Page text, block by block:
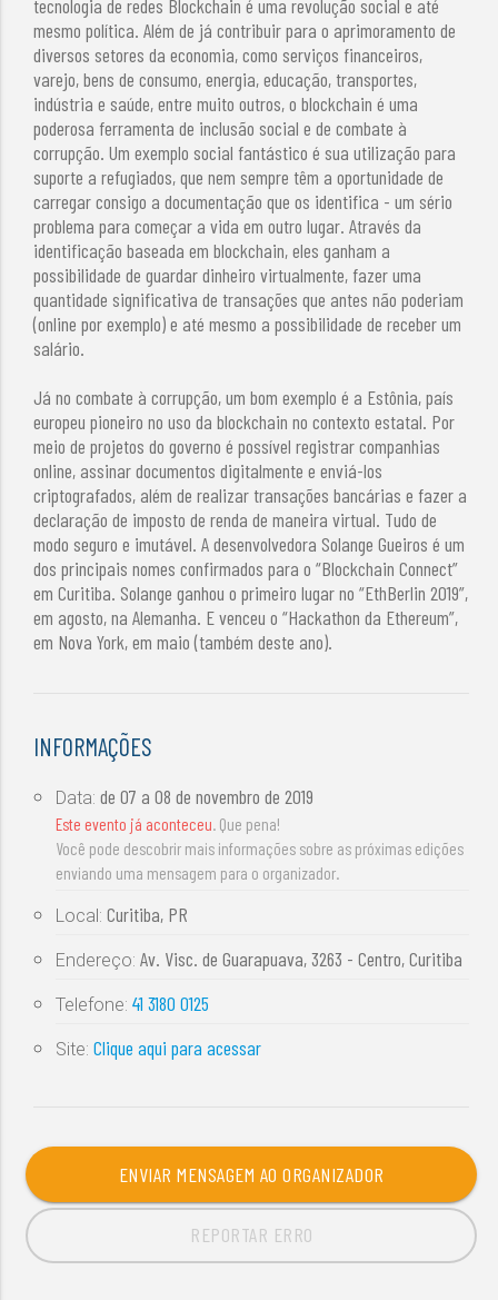
tecnologia de redes Blockchain é uma revolução social e até
mesmo política. Além de já contribuir para o aprimoramento de
diversos setores da economia, como serviços financeiros,
varejo, bens de consumo, energia, educação, transportes,
indústria e saúde, entre muito outros, o blockchain é uma
poderosa ferramenta de inclusão social e de combate à
corrupção. Um exemplo social fantástico é sua utilização para
suporte a refugiados, que nem sempre têm a oportunidade de
carregar consigo a documentação que os identifica - um sério
problema para começar a vida em outro lugar. Através da
identificação baseada em blockchain, eles ganham a
possibilidade de guardar dinheiro virtualmente, fazer uma
quantidade significativa de transações que antes não poderiam
(online por exemplo) e até mesmo a possibilidade de receber um
salário.
Já no combate à corrupção, um bom exemplo é a Estônia, país
europeu pioneiro no uso da blockchain no contexto estatal. Por
meio de projetos do governo é possível registrar companhias
online, assinar documentos digitalmente e enviá-los
criptografados, além de realizar transações bancárias e fazer a
declaração de imposto de renda de maneira virtual. Tudo de
modo seguro e imutável. A desenvolvedora Solange Gueiros é um
dos principais nomes confirmados para o “Blockchain Connect”
em Curitiba. Solange ganhou o primeiro lugar no “EthBerlin 2019”,
em agosto, na Alemanha. E venceu o “Hackathon da Ethereum”,
em Nova York, em maio (também deste ano).
INFORMAÇÕES
Data:de07 a 08 de novembro de 2019
Este evento já aconteceu. Que pena!
Você pode descobrir mais informações sobre as próximas edições
enviando uma mensagem para o organizador.
Local:Curitiba, PR
Endereço:Av. Visc. de Guarapuava, 3263 - Centro, Curitiba
Telefone:41 3180 0125
Site:Clique aqui para acessar
ENVIAR MENSAGEM AO ORGANIZADOR
REPORTAR ERRO